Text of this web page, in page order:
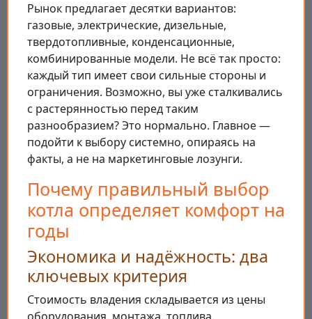
Рынок предлагает десятки вариантов:
газовые, электрические, дизельные,
твердотопливные, конденсационные,
комбинированные модели. Не всё так просто:
каждый тип имеет свои сильные стороны и
ограничения. Возможно, вы уже сталкивались
с растерянностью перед таким
разнообразием? Это нормально. Главное —
подойти к выбору системно, опираясь на
факты, а не на маркетинговые лозунги.
Почему правильный выбор
котла определяет комфорт на
годы
Экономика и надёжность: два
ключевых критерия
Стоимость владения складывается из цены